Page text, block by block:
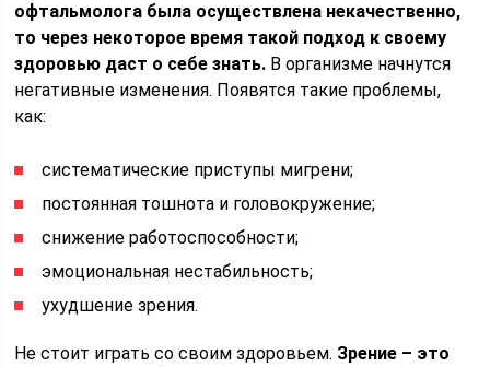
офтальмолога была осуществлена некачественно,
то через некоторое время такой подход к своему
здоровью даст о себе знать. В организме начнутся
негативные изменения. Появятся такие проблемы,
как:
систематические приступы мигрени;
постоянная тошнота и головокружение;
снижение работоспособности;
эмоциональная нестабильность;
ухудшение зрения.
Не стоит играть со своим здоровьем. Зрение – это